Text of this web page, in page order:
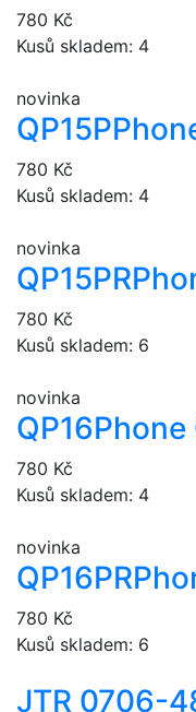
780 Kč
Kusů skladem: 4
novinka
QP15P
780 Kč
Kusů skladem: 4
novinka
QP15PR
780 Kč
Kusů skladem: 6
novinka
QP16Phone
780 Kč
Kusů skladem: 4
novinka
QP16PR
780 Kč
Kusů skladem: 6
JTR 0706-